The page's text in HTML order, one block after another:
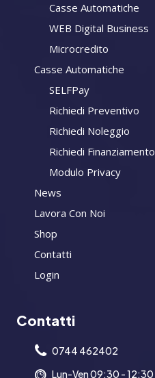
Casse Automatiche
WEB Digital Business
Microcredito
Casse Automatiche
SELFPay
Richiedi Preventivo
Richiedi Noleggio
Richiedi Finanziamento
Modulo Privacy
News
Lavora Con Noi
Shop
Contatti
Login
Contatti
0744 462402
Lun-Ven 09:30 - 12:30